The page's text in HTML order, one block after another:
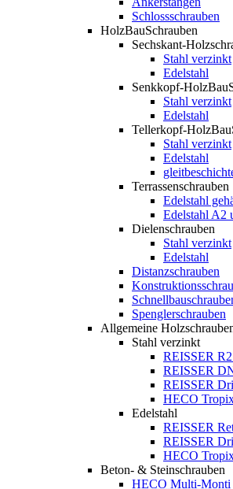
Schlossschrauben
HolzBauSchrauben
Sechskant-
Stahl verzinkt
Edelstahl
Senkkopf-
Stahl verzinkt
Edelstahl
Tellerkopf-
Stahl verzinkt
Edelstahl
Terrassenschrauben
Edelstahl
Edelstahl A2
Dielenschrauben
Stahl verzinkt
Edelstahl
Distanzschrauben
Spenglerschrauben
Allgemeine
Stahl verzinkt
REISSER
REISSER
REISSER
HECO
Edelstahl
REISSER
REISSER
HECO
Beton- & Steinschrauben
HECO Multi-Monti